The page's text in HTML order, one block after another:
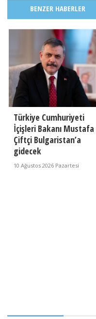
BENZER HABERLER
Türkiye Cumhuriyeti
İçişleri Bakanı Mustafa
Çiftçi Bulgaristan’a
gidecek
10 Ağustos 2026 Pazartesi